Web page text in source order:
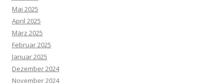
Mai 2025
April 2025
März 2025
Februar 2025
Januar 2025
Dezember 2024
November 2024